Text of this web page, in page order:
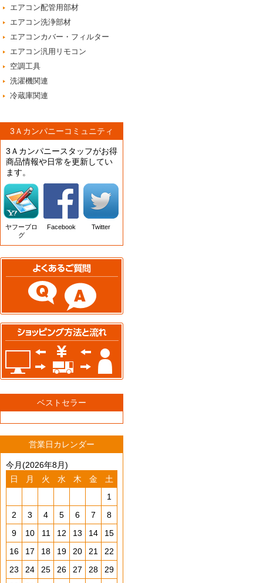
エアコン配管用部材
エアコン洗浄部材
エアコンカバー・フィルター
エアコン汎用リモコン
空調工具
洗濯機関連
冷蔵庫関連
3Ａカンパニーコミュニティ
3Ａカンパニースタッフがお得
商品情報や日常を更新してい
ます。
ヤフーブロ
グ
Facebook Twitter
ベストセラー
営業日カレンダー
今月(2026年8月)
日
月 火 水 木 金
土
1
2
3 4 5 6 7
8
9
10 11 12 13 14
15
16
17 18 19 20 21
22
23
24 25 26 27 28
29